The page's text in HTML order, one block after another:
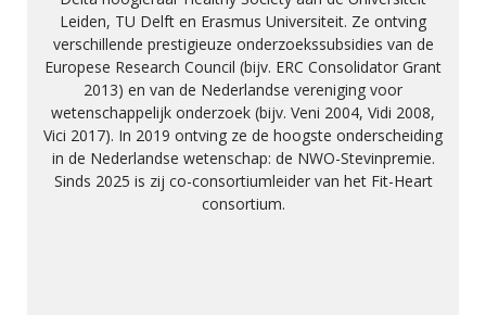
Leiden, TU Delft en Erasmus Universiteit. Ze ontving
verschillende prestigieuze onderzoekssubsidies van de
Europese Research Council (bijv. ERC Consolidator Grant
2013) en van de Nederlandse vereniging voor
wetenschappelijk onderzoek (bijv. Veni 2004, Vidi 2008,
Vici 2017). In 2019 ontving ze de hoogste onderscheiding
in de Nederlandse wetenschap: de NWO-Stevinpremie.
Sinds 2025 is zij co-consortiumleider van het Fit-Heart
consortium.